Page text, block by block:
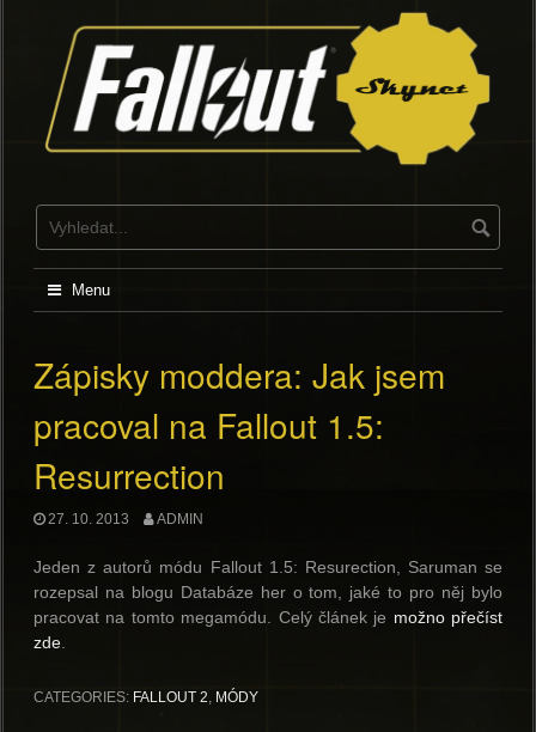
Menu
Zápisky moddera: Jak jsem
pracoval na Fallout 1.5:
Resurrection
27. 10. 2013 ADMIN
Jeden z autorů módu Fallout 1.5: Resurection, Saruman se
rozepsal na blogu Databáze her o tom, jaké to pro něj bylo
pracovat na tomto megamódu. Celý článek je možno přečíst
zde.
CATEGORIES: FALLOUT 2, MÓDY